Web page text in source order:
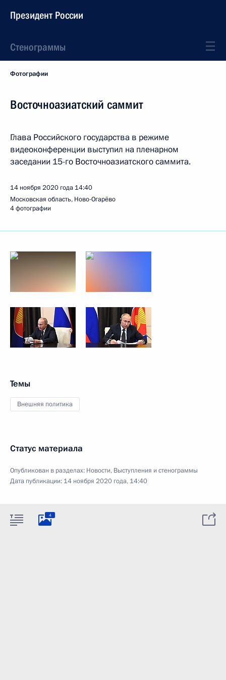
Президент России
Стенограммы
Фотографии
Восточноазиатский саммит
Глава Российского государства в режиме
видеоконференции выступил на пленарном
заседании 15-го Восточноазиатского саммита.
14 ноября 2020 года 14:40
Московская область, Ново-Огарёво
4 фотографии
Темы
Внешняя политика
Статус материала
Опубликован в разделах: Новости, Выступления и стенограммы
Дата публикации: 14 ноября 2020 года, 14:40
4